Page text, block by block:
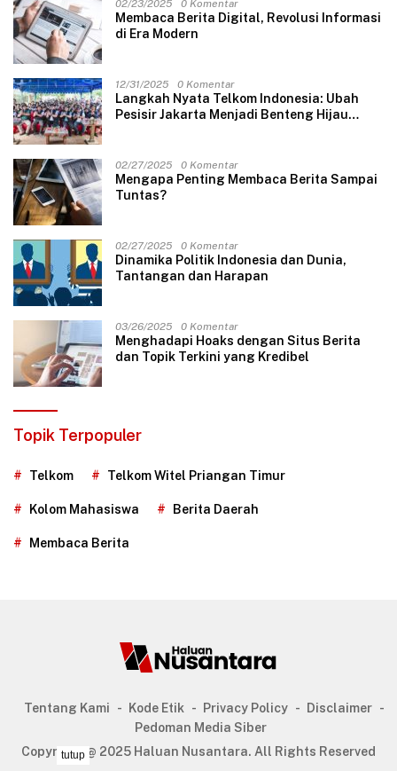
02/23/2025 0 Komentar
Membaca Berita Digital, Revolusi Informasi
di Era Modern
12/31/2025 0 Komentar
Langkah Nyata Telkom Indonesia: Ubah
Pesisir Jakarta Menjadi Benteng Hijau
02/27/2025 0 Komentar
Mengapa Penting Membaca Berita Sampai
Tuntas?
02/27/2025 0 Komentar
Dinamika Politik Indonesia dan Dunia,
Tantangan dan Harapan
03/26/2025 0 Komentar
Menghadapi Hoaks dengan Situs Berita
dan Topik Terkini yang Kredibel
Topik Terpopuler
Telkom Telkom Witel Priangan Timur
Kolom Mahasiswa Berita Daerah
Membaca Berita
Tentang Kami Kode Etik Privacy Policy
Disclaimer
Pedoman Media Siber
Copyright @ 2025 Haluan Nusantara. All Rights Reserved
tutup